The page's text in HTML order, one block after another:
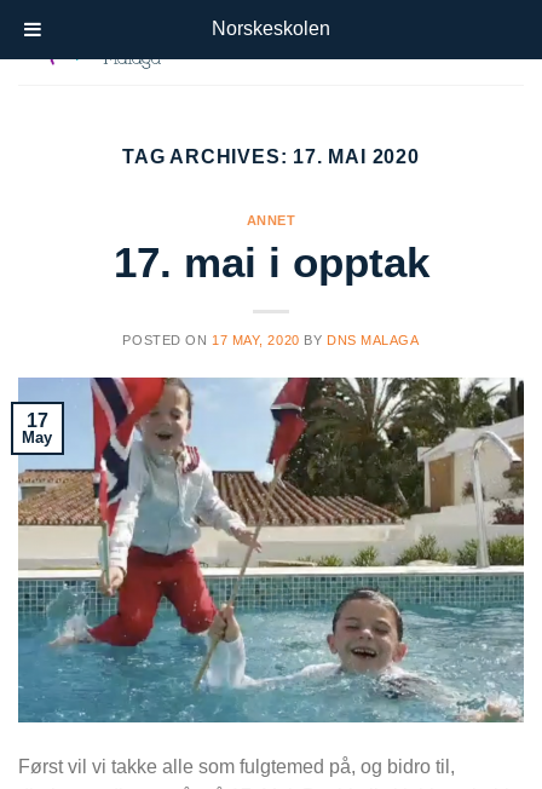
TAG ARCHIVES: 17. MAI 2020
ANNET
17. mai i opptak
POSTED ON 17 MAY, 2020 BY DNS MALAGA
17
May
Først vil vi takke alle som fulgtemed på, og bidro til,
Norskeskolen